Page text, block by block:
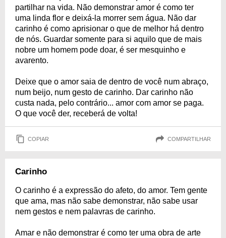
partilhar na vida. Não demonstrar amor é como ter
uma linda flor e deixá-la morrer sem água. Não dar
carinho é como aprisionar o que de melhor há dentro
de nós. Guardar somente para si aquilo que de mais
nobre um homem pode doar, é ser mesquinho e
avarento.
Deixe que o amor saia de dentro de você num abraço,
num beijo, num gesto de carinho. Dar carinho não
custa nada, pelo contrário... amor com amor se paga.
O que você der, receberá de volta!
COPIAR COMPARTILHAR
Carinho
O carinho é a expressão do afeto, do amor. Tem gente
que ama, mas não sabe demonstrar, não sabe usar
nem gestos e nem palavras de carinho.
Amar e não demonstrar é como ter uma obra de arte